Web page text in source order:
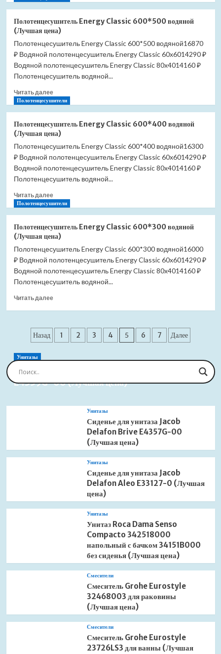
Полотенцесушитель
Energy
Classic
600*600
водяной
(Лучшая
Полотенцесушитель Energy Classic 600*500 водяной
(Лучшая цена)
Полотенцесушитель Energy Classic 600*500 водяной16870
₽ Водяной полотенцесушитель Energy Classic 60x6014290 ₽
Водяной полотенцесушитель Energy Classic 80x4014160 ₽
Полотенцесушитель водяной...
Читать далееПрочитать
больше
Полотенцесушитель
Energy
Classic
600*500
водяной
(Лучшая
Полотенцесушители
Полотенцесушитель Energy Classic 600*400 водяной
(Лучшая цена)
Полотенцесушитель Energy Classic 600*400 водяной16300
₽ Водяной полотенцесушитель Energy Classic 60x6014290 ₽
Водяной полотенцесушитель Energy Classic 80x4014160 ₽
Полотенцесушитель водяной...
Читать далееПрочитать
больше
Полотенцесушитель
Energy
Classic
600*400
водяной
(Лучшая
Полотенцесушители
Полотенцесушитель Energy Classic 600*300 водяной
(Лучшая цена)
Полотенцесушитель Energy Classic 600*300 водяной16000
₽ Водяной полотенцесушитель Energy Classic 60x6014290 ₽
Водяной полотенцесушитель Energy Classic 80x4014160 ₽
Полотенцесушитель водяной...
Читать далееПрочитать
Energy
Classic
водяной
цена)
Пагинация
записей
Назад 1 2 3 4 5 6 7 Далее
Унитазы
Сиденье для унитаза Jacob Delafon Brive
E4359G-00 (Лучшая цена)
Унитазы
Сиденье для унитаза Jacob
Delafon Brive E4357G-00
(Лучшая цена)
Унитазы
Сиденье для унитаза Jacob
Delafon Aleo E33127-0 (Лучшая
цена)
Унитазы
Унитаз Roca Dama Senso
Compacto 342518000
напольный с бачком 34151B000
без сиденья (Лучшая цена)
Смесители
Смеситель Grohe Eurostyle
32468003 для раковины
(Лучшая цена)
Смесители
Смеситель Grohe Eurostyle
23726LS3 для ванны (Лучшая